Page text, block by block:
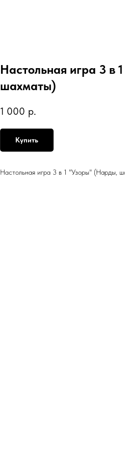
Настольная игра 3
шахматы)
1 000 р.
Купить
Настольная игра 3 в 1 "Узоры" (Нарды,